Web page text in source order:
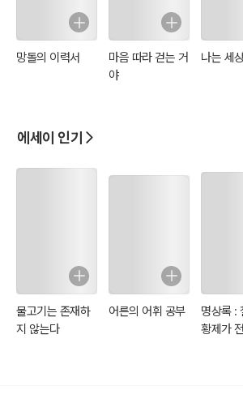
망돌의 이력서
마음 따라 걷는 거
야
나는 세
에세이 인기
물고기는 존재하
지 않는다
어른의 어휘 공부
명상록 :
황제가